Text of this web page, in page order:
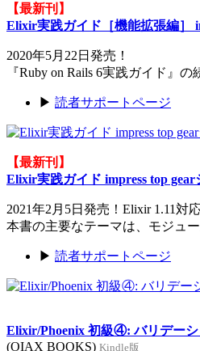
【最新刊】
Elixir実践ガイド［機能拡張編］
2020年5月22日発売！
『Ruby on Rails 6実践ガイド』の
▶ 読者サポートページ
【最新刊】
Elixir実践ガイド impress top gear
2021年2月5日発売！Elixir 1.11対応
本書の主要なテーマは、モジュ
▶ 読者サポートページ
Elixir/Phoenix 初級④: バリデー
(OIAX BOOKS) Kindle版